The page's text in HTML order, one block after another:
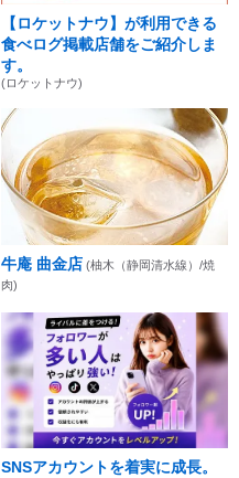
【ロケットナウ】が利用できる
食べログ掲載店舗をご紹介しま
す。
(ロケットナウ)
牛庵 曲金店 (柚木（静岡清水線）/焼
肉)
SNSアカウントを着実に成長。